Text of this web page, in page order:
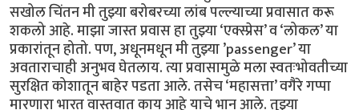
सखोल चिंतन मी तुझ्या बरोबरच्या लांब पल्ल्याच्या प्रवासात करू
शकलो आहे. माझा जास्त प्रवास हा तुझ्या ‘एक्स्प्रेस’ व ‘लोकल’ या
प्रकारांतून होतो. पण, अधूनमधून मी तुझ्या ’passenger’ या
अवताराचाही अनुभव घेतलाय. त्या प्रवासामुळे मला स्वतःभोवतीच्या
सुरक्षित कोशातून बाहेर पडता आले. तसेच ‘महासत्ता’ वगैरे गप्पा
मारणारा भारत वास्तवात काय आहे याचे भान आले. तुझ्या